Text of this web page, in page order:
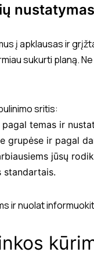
nustatymas
į apklausas ir
sukurti planą.
sritis:
temas ir
grupėse ir pagal
jūsų
standartais.
ir nuolat